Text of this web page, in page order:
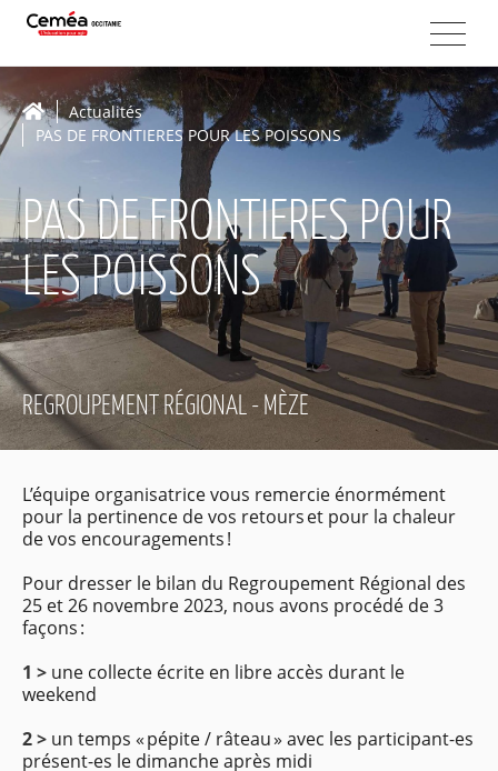
Actualités
PAS DE FRONTIERES POUR LES POISSONS
PAS DE FRONTIERES POUR
LES POISSONS
REGROUPEMENT RÉGIONAL - MÈZE
L’équipe organisatrice vous remercie énormément
pour la pertinence de vos retours et pour la chaleur
de vos encouragements !
Pour dresser le bilan du Regroupement Régional des
25 et 26 novembre 2023, nous avons procédé de 3
façons :
1 > une collecte écrite en libre accès durant le
weekend
2 > un temps « pépite / râteau » avec les participant-es
présent-es le dimanche après midi